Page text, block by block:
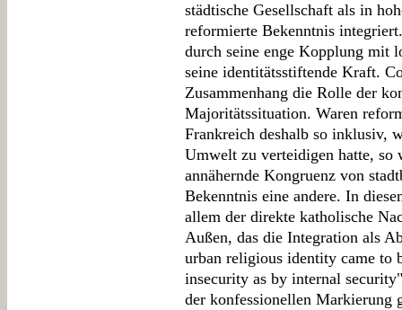
städtische Gesellschaft als in
reformierte Bekenntnis
durch seine enge Kopplung mit
seine identitätsstiftende Kraft.
Zusammenhang die Rolle der
Majoritätssituation. Waren
Frankreich deshalb so inklusiv,
Umwelt zu verteidigen hatte, so
annähernde Kongruenz von
Bekenntnis eine andere. In
allem der direkte katholische
Außen, das die Integration als
urban religious identity came to
insecurity as by internal
der konfessionellen Markierung